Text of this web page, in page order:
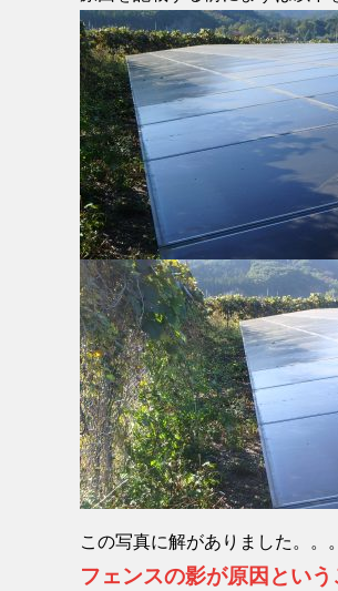
この写真に解がありました。。。
フェンスの影が原因という